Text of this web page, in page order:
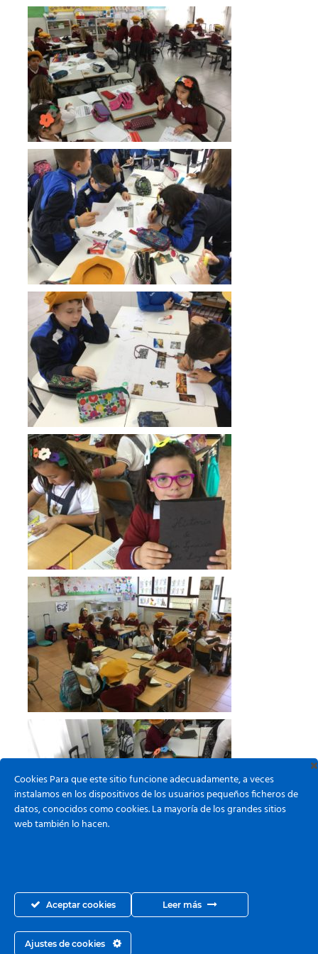
Cookies Para que este sitio funcione adecuadamente, a veces
instalamos en los dispositivos de los usuarios pequeños ficheros de
datos, conocidos como cookies. La mayoría de los grandes sitios
web también lo hacen.
Aceptar cookies Leer más
Ajustes de cookies